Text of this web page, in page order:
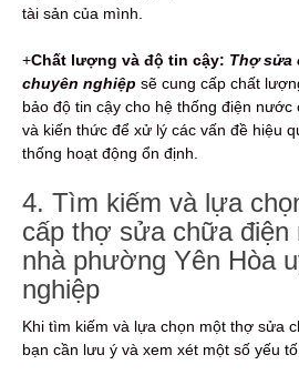
tài sản của mình.
+Chất lượng và độ tin cậy: Thợ sửa
chuyên nghiệp sẽ cung cấp chất
bảo độ tin cậy cho hệ thống điện nước
và kiến thức để xử lý các vấn đề hiệu
thống hoạt động ổn định.
4. Tìm kiếm và lựa
cấp thợ sửa chữa điện
nhà phường Yên Hòa
nghiệp
Khi tìm kiếm và lựa chọn một thợ sửa
bạn cần lưu ý và xem xét một số yếu